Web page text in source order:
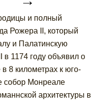
и полный
Рожера II, который
и Палатинскую
1174 году объявил о
8 километрах к юго-
собор Монреале
архитектуры в